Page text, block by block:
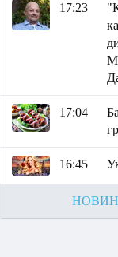
17:23
17:04
16:45